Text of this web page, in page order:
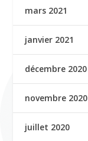
mars 2021
janvier 2021
décembre 2020
novembre 2020
juillet 2020